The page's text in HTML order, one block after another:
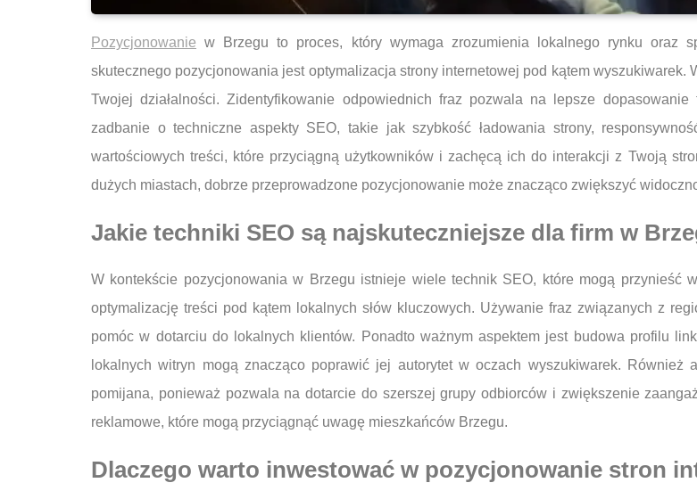
Pozycjonowanie w Brzegu to proces, który wymaga zrozumienia lokalnego rynku oraz
skutecznego pozycjonowania jest optymalizacja strony internetowej pod kątem wyszukiwarek.
Twojej działalności. Zidentyfikowanie odpowiednich fraz pozwala na lepsze
zadbanie o techniczne aspekty SEO, takie jak szybkość ładowania strony,
wartościowych treści, które przyciągną użytkowników i zachęcą ich do interakcji z Twoją
dużych miastach, dobrze przeprowadzone pozycjonowanie może znacząco zwiększyć
Jakie techniki SEO są najskuteczniejsze dla firm w
W kontekście pozycjonowania w Brzegu istnieje wiele technik SEO, które mogą przynieść
optymalizację treści pod kątem lokalnych słów kluczowych. Używanie fraz związanych z
pomóc w dotarciu do lokalnych klientów. Ponadto ważnym aspektem jest budowa profilu
lokalnych witryn mogą znacząco poprawić jej autorytet w oczach wyszukiwarek. Również
pomijana, ponieważ pozwala na dotarcie do szerszej grupy odbiorców i zwiększenie
reklamowe, które mogą przyciągnąć uwagę mieszkańców Brzegu.
Dlaczego warto inwestować w pozycjonowanie stron